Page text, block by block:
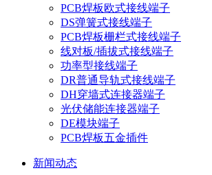
PCB焊板欧式接线端子
DS弹簧式接线端子
PCB焊板栅栏式接线端子
线对板/插拔式接线端子
功率型接线端子
DR普通导轨式接线端子
DH穿墙式连接器端子
光伏储能连接器端子
DE模块端子
PCB焊板五金插件
新闻动态